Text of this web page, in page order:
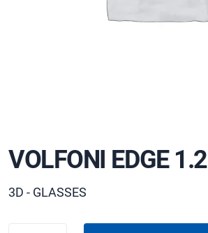
VOLFONI EDGE 1.2
3D - GLASSES